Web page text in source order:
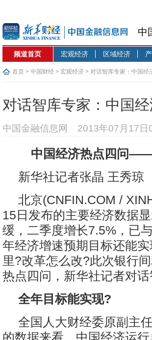
中
频道首页 宏观经济 区域经济
首页 > 中国财经 > 宏观经济 > 对话智库专家：中国经
对话智库专家：中国
中国金融信息网 2013年07月17日
中国经济热点四问
新华社记者张晶 王秀琼
北京(CNFIN.COM /
15日发布的主要经济数据
缓，二季度增长7.5%，已
年经济增速预期目标还能
里?改革怎么改?此次银行
热点四问，新华社记者对话
全年目标能实现?
全国人大财经委原副主
的数据来看，中国经济运